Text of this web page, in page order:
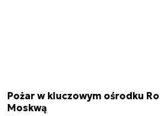
Pożar w kluczowym ośrodku
Moskwą